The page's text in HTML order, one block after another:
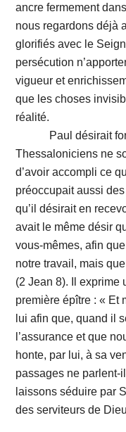
ancre fermement
nous regardons déjà
glorifiés avec le
persécution
vigueur et
que les choses
réalité.
Paul désirait
Thessaloniciens ne
d’avoir accompli ce
préoccupait aussi
qu’il désirait en
avait le même désir
vous-mêmes, afin
notre travail, mais
(2 Jean 8). Il exprime
première épître : « Et
lui afin que, quand il
l’assurance et que
honte, par lui, à sa
passages ne
laissons séduire par
des serviteurs de